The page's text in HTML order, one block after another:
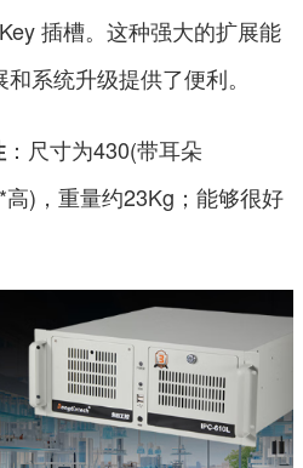
插槽。这种强大的扩展能
系统升级提供了便利。
：尺寸为430(带耳朵
)，重量约23Kg；能够很好